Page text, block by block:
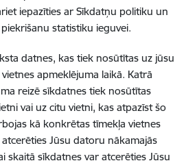
iepazīties ar Sīkdatņu politiku un
statistiku ieguvei.
datnes, kas tiek nosūtītas uz jūsu
apmeklējuma laikā. Katrā
reizē sīkdatnes tiek nosūtītas
vai uz citu vietni, kas atpazīst šo
kā konkrētas tīmekļa vietnes
Jūsu datoru nākamajās
skaitā sīkdatnes var atcerēties Jūsu